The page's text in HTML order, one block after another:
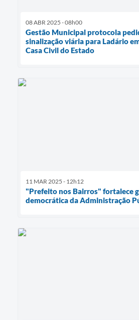
08 ABR 2025 - 08h00
Gestão Municipal protocola
sinalização viária para Ladário
Casa Civil do Estado
11 MAR 2025 - 12h12
"Prefeito nos Bairros" fortalece
democrática da Administração